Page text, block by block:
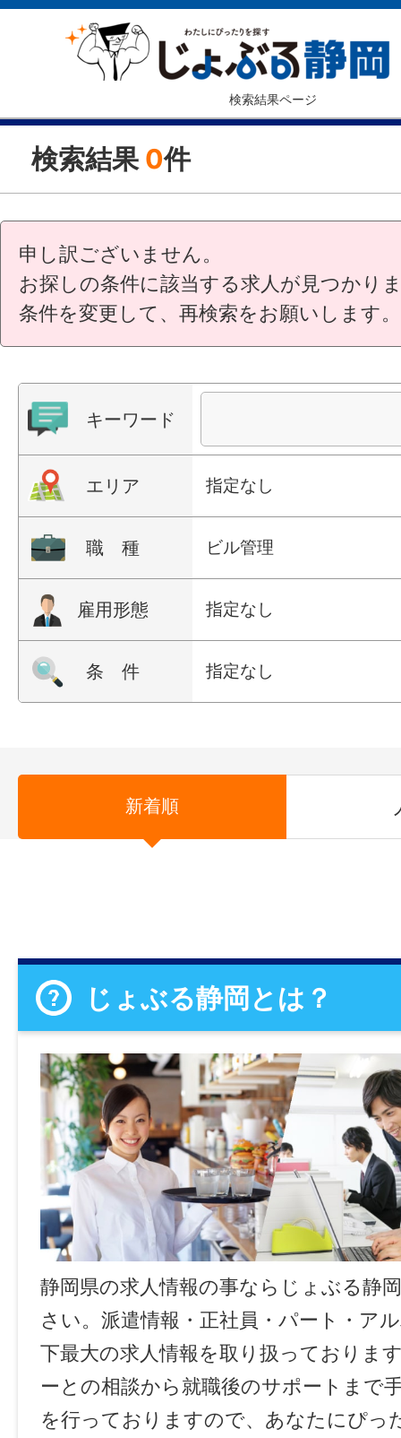
検索結果ページ
検索結果 0件
申し訳ございません。
お探しの条件に該当する求人が見つかり
条件を変更して、再検索をお願いします。
キーワード
エリア 指定なし
職 種 ビル管理
雇用形態 指定なし
条 件 指定なし
新着順
じょぶる静岡とは？
静岡県の求人情報の事ならじょぶる静
さい。派遣情報・正社員・パート・ア
下最大の求人情報を取り扱っておりま
ーとの相談から就職後のサポートまで
を行っておりますので、あなたにぴっ